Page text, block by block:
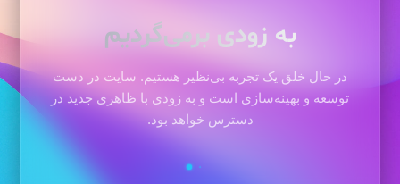
به زودی برمی‌گردیم
در حال خلق یک تجربه بی‌نظیر هستیم. سایت در دست
توسعه و بهینه‌سازی است و به زودی با ظاهری جدید در
دسترس خواهد بود.